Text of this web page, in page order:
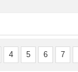
4 5 6 7